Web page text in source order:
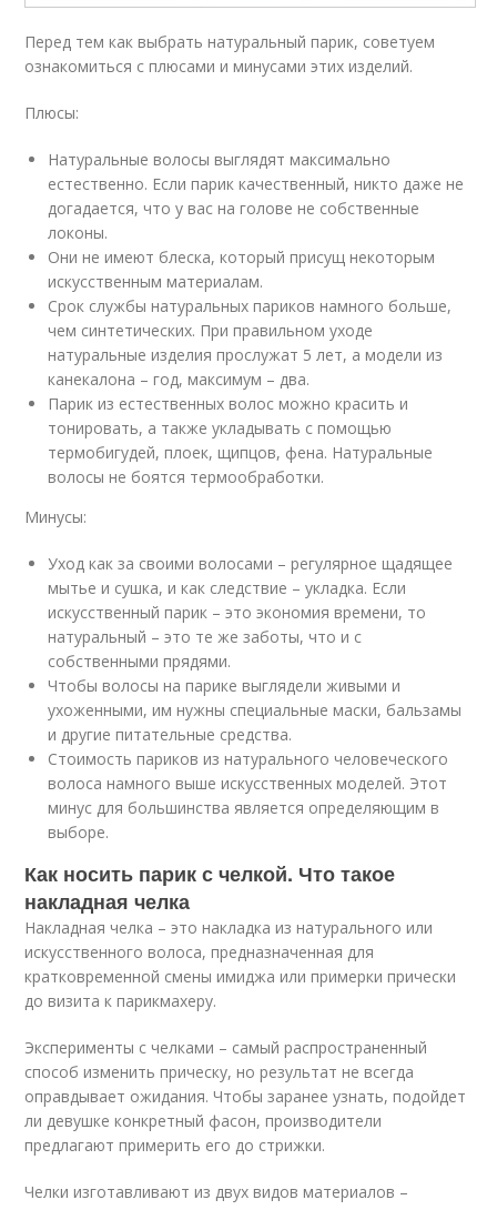
Перед тем как выбрать натуральный парик, советуем
ознакомиться с плюсами и минусами этих изделий.
Плюсы:
Натуральные волосы выглядят максимально
естественно. Если парик качественный, никто даже не
догадается, что у вас на голове не собственные
локоны.
Они не имеют блеска, который присущ некоторым
искусственным материалам.
Срок службы натуральных париков намного больше,
чем синтетических. При правильном уходе
натуральные изделия прослужат 5 лет, а модели из
канекалона – год, максимум – два.
Парик из естественных волос можно красить и
тонировать, а также укладывать с помощью
термобигудей, плоек, щипцов, фена. Натуральные
волосы не боятся термообработки.
Минусы:
Уход как за своими волосами – регулярное щадящее
мытье и сушка, и как следствие – укладка. Если
искусственный парик – это экономия времени, то
натуральный – это те же заботы, что и с
собственными прядями.
Чтобы волосы на парике выглядели живыми и
ухоженными, им нужны специальные маски, бальзамы
и другие питательные средства.
Стоимость париков из натурального человеческого
волоса намного выше искусственных моделей. Этот
минус для большинства является определяющим в
выборе.
Как носить парик с челкой. Что такое
накладная челка
Накладная челка – это накладка из натурального или
искусственного волоса, предназначенная для
кратковременной смены имиджа или примерки прически
до визита к парикмахеру.
Эксперименты с челками – самый распространенный
способ изменить прическу, но результат не всегда
оправдывает ожидания. Чтобы заранее узнать, подойдет
ли девушке конкретный фасон, производители
предлагают примерить его до стрижки.
Челки изготавливают из двух видов материалов –